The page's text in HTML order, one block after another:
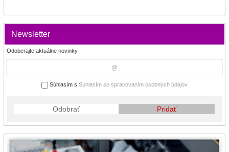
Newsletter
Odoberajte aktuálne novinky
Súhlasím s Súhlasím so spracovaním osobných údajov
Odobrať Pridať